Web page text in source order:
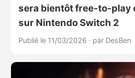
sera bientôt free-to-play
sur Nintendo Switch 2
Publié le 11/03/2026 · par DesBen